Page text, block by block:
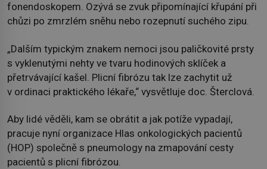
fonendoskopem. Ozývá se zvuk připomínající křupání při
chůzi po zmrzlém sněhu nebo rozepnutí suchého zipu.
„Dalším typickým znakem nemoci jsou paličkovité prsty
s vyklenutými nehty ve tvaru hodinových sklíček a
přetrvávající kašel. Plicní fibrózu tak lze zachytit už
v ordinaci praktického lékaře,“ vysvětluje doc. Šterclová.
Aby lidé věděli, kam se obrátit a jak potíže vypadají,
pracuje nyní organizace Hlas onkologických pacientů
(HOP) společně s pneumology na zmapování cesty
pacientů s plicní fibrózou.